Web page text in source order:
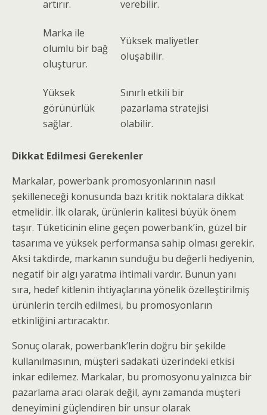
artırır. verebilir.
Marka ile
olumlu bir bağ
oluşturur.
Yüksek maliyetler
oluşabilir.
Yüksek
görünürlük
sağlar.
Sınırlı etkili bir
pazarlama stratejisi
olabilir.
Dikkat Edilmesi Gerekenler
Markalar, powerbank promosyonlarının nasıl
şekilleneceği konusunda bazı kritik noktalara dikkat
etmelidir. İlk olarak, ürünlerin kalitesi büyük önem
taşır. Tüketicinin eline geçen powerbank’in, güzel bir
tasarıma ve yüksek performansa sahip olması gerekir.
Aksi takdirde, markanın sunduğu bu değerli hediyenin,
negatif bir algı yaratma ihtimali vardır. Bunun yanı
sıra, hedef kitlenin ihtiyaçlarına yönelik özelleştirilmiş
ürünlerin tercih edilmesi, bu promosyonların
etkinliğini artıracaktır.
Sonuç olarak, powerbank’lerin doğru bir şekilde
kullanılmasının, müşteri sadakati üzerindeki etkisi
inkar edilemez. Markalar, bu promosyonu yalnızca bir
pazarlama aracı olarak değil, aynı zamanda müşteri
deneyimini güçlendiren bir unsur olarak